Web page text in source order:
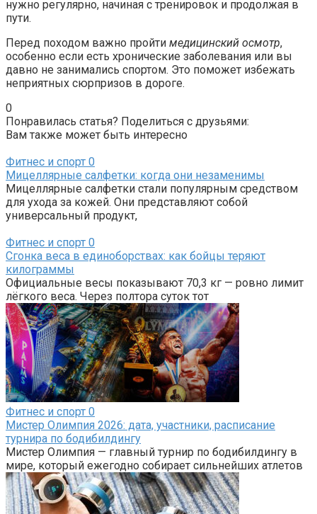
нужно регулярно, начиная с тренировок и продолжая в
пути.
Перед походом важно пройти медицинский осмотр,
особенно если есть хронические заболевания или вы
давно не занимались спортом. Это поможет избежать
неприятных сюрпризов в дороге.
0
Понравилась статья? Поделиться с друзьями:
Вам также может быть интересно
Фитнес и спорт 0
Мицеллярные салфетки: когда они незаменимы
Мицеллярные салфетки стали популярным средством
для ухода за кожей. Они представляют собой
универсальный продукт,
Фитнес и спорт 0
Сгонка веса в единоборствах: как бойцы теряют
килограммы
Официальные весы показывают 70,3 кг — ровно лимит
лёгкого веса. Через полтора суток тот
Фитнес и спорт 0
Мистер Олимпия 2026: дата, участники, расписание
турнира по бодибилдингу
Мистер Олимпия — главный турнир по бодибилдингу в
мире, который ежегодно собирает сильнейших атлетов